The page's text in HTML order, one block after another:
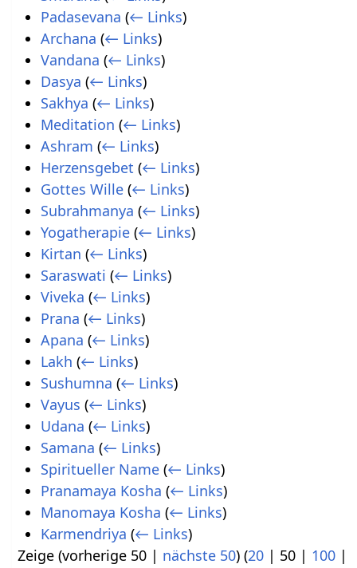
Padasevana (← Links)
Archana (← Links)
Vandana (← Links)
Dasya (← Links)
Sakhya (← Links)
Meditation (← Links)
Ashram (← Links)
Herzensgebet (← Links)
Gottes Wille (← Links)
Subrahmanya (← Links)
Yogatherapie (← Links)
Kirtan (← Links)
Saraswati (← Links)
Viveka (← Links)
Prana (← Links)
Apana (← Links)
Lakh (← Links)
Sushumna (← Links)
Vayus (← Links)
Udana (← Links)
Samana (← Links)
Spiritueller Name (← Links)
Pranamaya Kosha (← Links)
Manomaya Kosha (← Links)
Karmendriya (← Links)
Zeige (vorherige 50 | nächste 50) (20 | 50 | 100 |